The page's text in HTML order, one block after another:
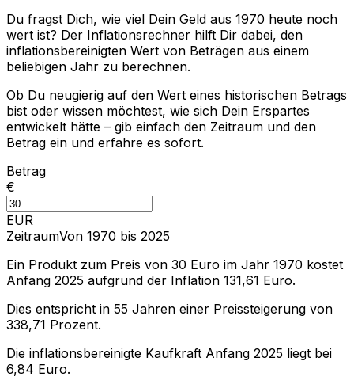
Du fragst Dich, wie viel Dein Geld aus 1970 heute noch
wert ist? Der Inflationsrechner hilft Dir dabei, den
inflationsbereinigten Wert von Beträgen aus einem
beliebigen Jahr zu berechnen.
Ob Du neugierig auf den Wert eines historischen Betrags
bist oder wissen möchtest, wie sich Dein Erspartes
entwickelt hätte – gib einfach den Zeitraum und den
Betrag ein und erfahre es sofort.
Betrag
€
EUR
ZeitraumVon 1970 bis 2025
Ein Produkt zum Preis von 30 Euro im Jahr 1970 kostet
Anfang 2025 aufgrund der Inflation 131,61 Euro.
Dies entspricht in 55 Jahren einer Preissteigerung von
338,71 Prozent.
Die inflationsbereinigte Kaufkraft Anfang 2025 liegt bei
6,84 Euro.